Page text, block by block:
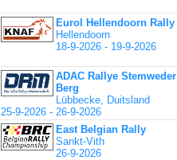
Eurol Hellendoorn Rally
Hellendoorn
18-9-2026 - 19-9-2026
ADAC Rallye Stemweder
Berg
Lübbecke, Duitsland
25-9-2026 - 26-9-2026
East Belgian Rally
Sankt-Vith
26-9-2026